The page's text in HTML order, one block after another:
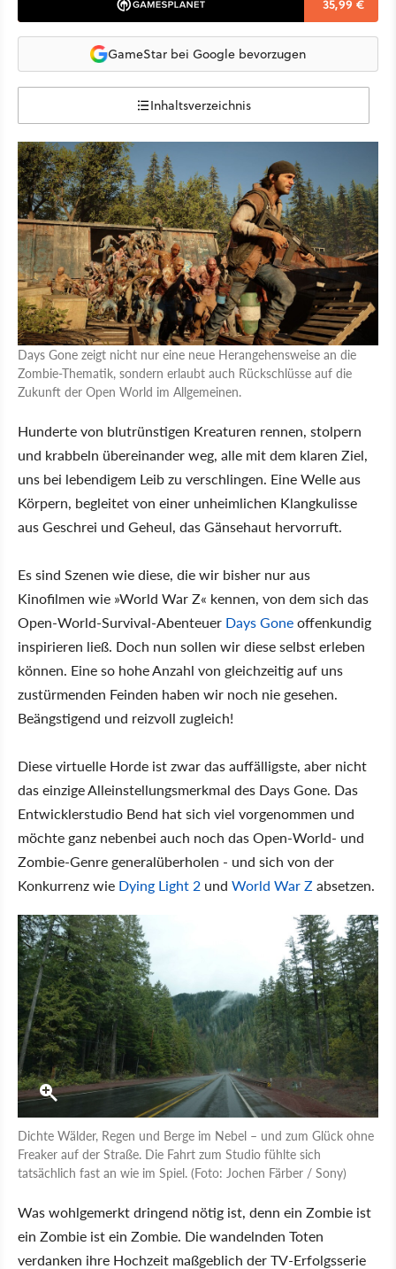
35,99 €
GameStar bei Google bevorzugen
Inhaltsverzeichnis
Days Gone zeigt nicht nur eine neue Herangehensweise an die
Zombie-Thematik, sondern erlaubt auch Rückschlüsse auf die
Zukunft der Open World im Allgemeinen.
Hunderte von blutrünstigen Kreaturen rennen, stolpern
und krabbeln übereinander weg, alle mit dem klaren Ziel,
uns bei lebendigem Leib zu verschlingen. Eine Welle aus
Körpern, begleitet von einer unheimlichen Klangkulisse
aus Geschrei und Geheul, das Gänsehaut hervorruft.
Es sind Szenen wie diese, die wir bisher nur aus
Kinofilmen wie »World War Z« kennen, von dem sich das
Open-World-Survival-Abenteuer Days Goneoffenkundig
inspirieren ließ. Doch nun sollen wir diese selbst erleben
können. Eine so hohe Anzahl von gleichzeitig auf uns
zustürmenden Feinden haben wir noch nie gesehen.
Beängstigend und reizvoll zugleich!
Diese virtuelle Horde ist zwar das auffälligste, aber nicht
das einzige Alleinstellungsmerkmal des Days Gone. Das
Entwicklerstudio Bend hat sich viel vorgenommen und
möchte ganz nebenbei auch noch das Open-World- und
Zombie-Genre generalüberholen - und sich von der
Konkurrenz wie Dying Light 2 und World War Z absetzen.
Dichte Wälder, Regen und Berge im Nebel – und zum Glück ohne
Freaker auf der Straße. Die Fahrt zum Studio fühlte sich
tatsächlich fast an wie im Spiel. (Foto: Jochen Färber / Sony)
Was wohlgemerkt dringend nötig ist, denn ein Zombie ist
ein Zombie ist ein Zombie. Die wandelnden Toten
verdanken ihre Hochzeit maßgeblich der TV-Erfolgsserie